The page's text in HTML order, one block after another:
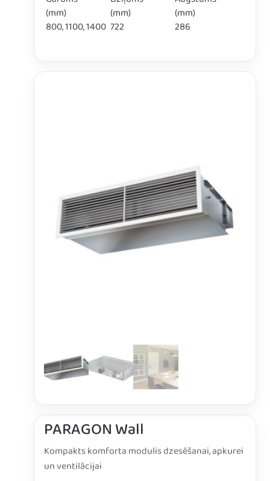
PARAGON Wall
Kompakts komforta modulis dzesēšanai, apkurei
un ventilācijai
(mm) (mm) (mm)
800, 1100, 1400722 286